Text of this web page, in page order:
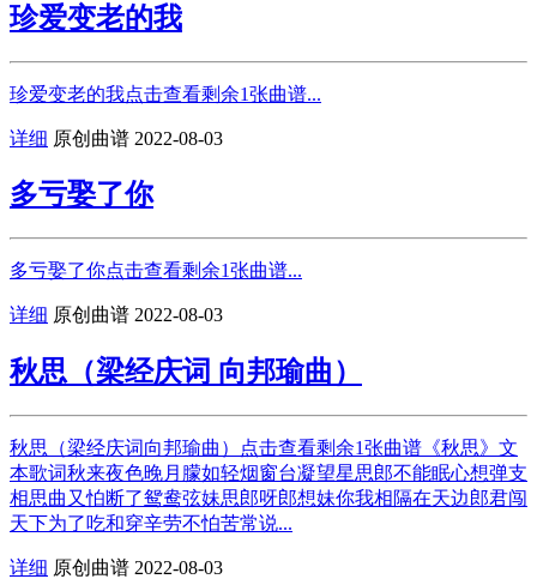
珍爱变老的我
珍爱变老的我点击查看剩余1张曲谱...
详细 原创曲谱 2022-08-03
多亏娶了你
多亏娶了你点击查看剩余1张曲谱...
详细 原创曲谱 2022-08-03
秋思（梁经庆词 向邦瑜曲）
秋思（梁经庆词向邦瑜曲）点击查看剩余1张曲谱《秋思》文
本歌词秋来夜色晚月朦如轻烟窗台凝望星思郎不能眠心想弹支
相思曲又怕断了鸳鸯弦妹思郎呀郎想妹你我相隔在天边郎君闯
天下为了吃和穿辛劳不怕苦常说...
详细 原创曲谱 2022-08-03